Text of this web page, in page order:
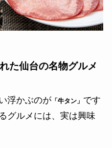
た仙台の名物グルメ
浮かぶのが「牛タン」 です
グルメには、実は興味